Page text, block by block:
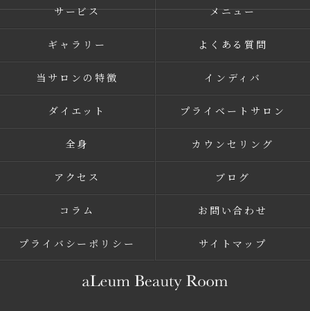
サービス メニュー
ギャラリー よくある質問
当サロンの特徴 インディバ
ダイエット プライベートサロン
全身 カウンセリング
アクセス ブログ
コラム お問い合わせ
プライバシーポリシー サイトマップ